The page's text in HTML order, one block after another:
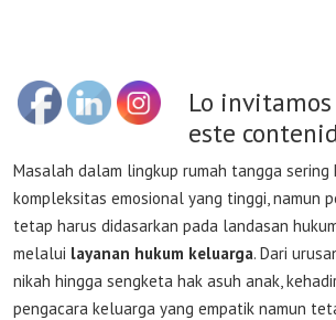
Lo
este
Masalah dalam lingkup rumah tangga sering
kompleksitas emosional yang tinggi, namun
tetap harus didasarkan pada landasan
melalui layanan hukum keluarga. Dari
nikah hingga sengketa hak asuh anak,
pengacara keluarga yang empatik namun